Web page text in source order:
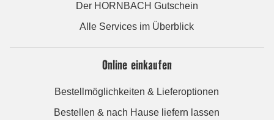
Der HORNBACH Gutschein
Alle Services im Überblick
Online einkaufen
Bestellmöglichkeiten & Lieferoptionen
Bestellen & nach Hause liefern lassen